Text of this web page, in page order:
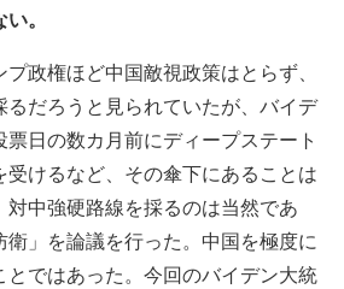
。
政権ほど中国敵視政策はとらず、
るだろうと見られていたが、バイデ
日の数カ月前にディープステート
けるなど、その傘下にあることは
中強硬路線を採るのは当然であ
衛」を論議を行った。中国を極度に
ではあった。今回のバイデン大統